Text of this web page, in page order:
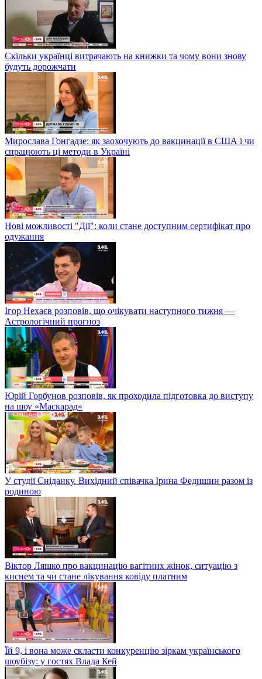
Скільки українці витрачають на книжки та чому вони знову
будуть дорожчати
Мирослава Гонгадзе: як заохочують до вакцинації в США і чи
спрацюють ці методи в Україні
Нові можливості "Дії": коли стане доступним сертифікат про
одужання
Ігор Нехаєв розповів, що очікувати наступного тижня —
Астрологічний прогноз
Юрій Горбунов розповів, як проходила підготовка до виступу
на шоу «Маскарад»
У студії Сніданку. Вихідний співачка Ірина Федишин разом із
родиною
Віктор Ляшко про вакцинацію вагітних жінок, ситуацію з
киснем та чи стане лікування ковіду платним
Їй 9, і вона може скласти конкуренцію зіркам українського
шоубізу: у гостях Влада Кей